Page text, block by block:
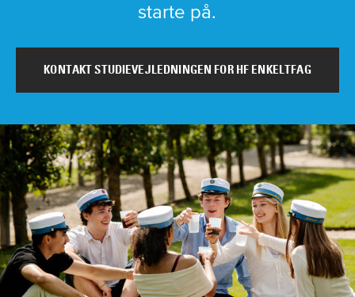
starte på.
KONTAKT STUDIEVEJLEDNINGEN FOR HF ENKELTFAG